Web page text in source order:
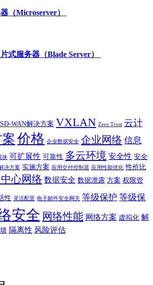
（Microserver）
式服务器（Blade Server）
SD-WAN解决方案 VXLAN Zero Trust 云计
价格 企业数据安全 企业网络 信息
块 可扩展性 可靠性 多云环境 安全性 安全
决方案 实施方案 应用交付控制器 应用性能优化 性价比
心网络 数据安全 数据泄露 方案 权限管
性 灵活配置 电子邮件安全网关 等级保护 等级保
安全 网络性能 网络方案 虚拟化 解
隔离性 风险评估